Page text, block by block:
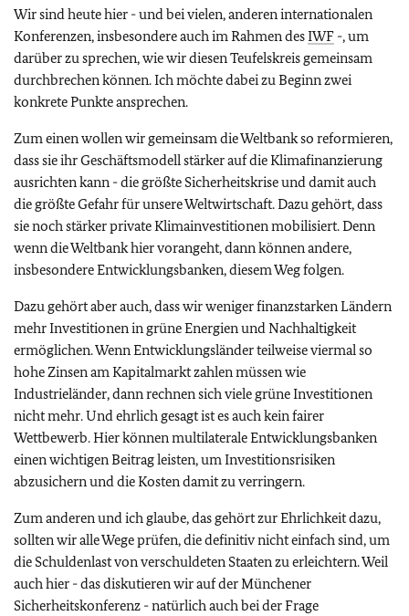
Wir sind heute hier - und bei vielen, anderen internationalen
Konferenzen, insbesondere auch im Rahmen desIWF -, um
darüber zu sprechen, wie wir diesen Teufelskreis gemeinsam
durchbrechen können. Ich möchte dabei zu Beginn zwei
konkrete Punkte ansprechen.
Zum einen wollen wir gemeinsam die Weltbank so reformieren,
dass sie ihr Geschäftsmodell stärker auf die Klimafinanzierung
ausrichten kann - die größte Sicherheitskrise und damit auch
die größte Gefahr für unsere Weltwirtschaft. Dazu gehört, dass
sie noch stärker private Klimainvestitionen mobilisiert. Denn
wenn die Weltbank hier vorangeht, dann können andere,
insbesondere Entwicklungsbanken, diesem Weg folgen.
Dazu gehört aber auch, dass wir weniger finanzstarken Ländern
mehr Investitionen in grüne Energien und Nachhaltigkeit
ermöglichen. Wenn Entwicklungsländer teilweise viermal so
hohe Zinsen am Kapitalmarkt zahlen müssen wie
Industrieländer, dann rechnen sich viele grüne Investitionen
nicht mehr. Und ehrlich gesagt ist es auch kein fairer
Wettbewerb. Hier können multilaterale Entwicklungsbanken
einen wichtigen Beitrag leisten, um Investitionsrisiken
abzusichern und die Kosten damit zu verringern.
Zum anderen und ich glaube, das gehört zur Ehrlichkeit dazu,
sollten wir alle Wege prüfen, die definitiv nicht einfach sind, um
die Schuldenlast von verschuldeten Staaten zu erleichtern. Weil
auch hier - das diskutieren wir auf der Münchener
Sicherheitskonferenz - natürlich auch bei der Frage